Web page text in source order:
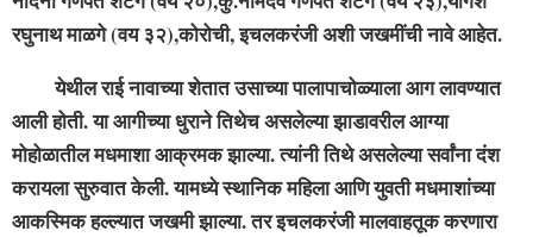
रघुनाथ माळगे (वय ३२),कोरोची, इचलकरंजी अशी जखमींची नावे आहेत.
येथील राई नावाच्या शेतात उसाच्या पालापाचोळ्याला आग लावण्यात
आली होती. या आगीच्या धुराने तिथेच असलेल्या झाडावरील आग्या
मोहोळातील मधमाशा आक्रमक झाल्या. त्यांनी तिथे असलेल्या सर्वांना दंश
करायला सुरुवात केली. यामध्ये स्थानिक महिला आणि युवती मधमाशांच्या
आकस्मिक हल्ल्यात जखमी झाल्या. तर इचलकरंजी मालवाहतूक करणारा